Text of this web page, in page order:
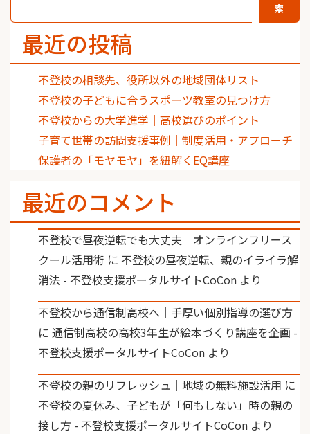
索
最近の投稿
不登校の相談先、役所以外の地域団体リスト
不登校の子どもに合うスポーツ教室の見つけ方
不登校からの大学進学｜高校選びのポイント
子育て世帯の訪問支援事例｜制度活用・アプローチ
保護者の「モヤモヤ」を紐解くEQ講座
最近のコメント
不登校で昼夜逆転でも大丈夫｜オンラインフリース
クール活用術 に 不登校の昼夜逆転、親のイライラ解
消法 - 不登校支援ポータルサイトCoCon より
不登校から通信制高校へ｜手厚い個別指導の選び方
に 通信制高校の高校3年生が絵本づくり講座を企画 -
不登校支援ポータルサイトCoCon より
不登校の親のリフレッシュ｜地域の無料施設活用 に
不登校の夏休み、子どもが「何もしない」時の親の
接し方 - 不登校支援ポータルサイトCoCon より